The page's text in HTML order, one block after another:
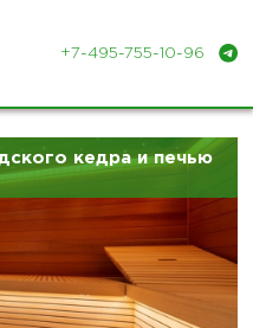
+7-495-755-10-96
кедра и печью